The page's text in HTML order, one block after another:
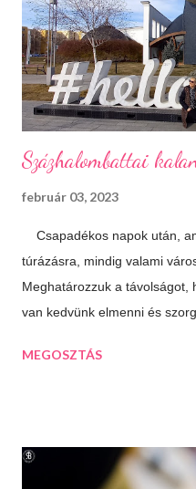
fürdők Azt hiszem ehhez
Hangulatfények mindenhol
lakásodat, meglátod milyen
Isteni sütemények Diós,
Százhalombattai
február 03, 2023
Csapadékos napok után,
túrázásra, mindig valami
Meghatározzuk a távolságot,
van kedvünk elmenni és
települést. Így esett a
lakott, bővelkedik régészeti
MEGOSZTÁS